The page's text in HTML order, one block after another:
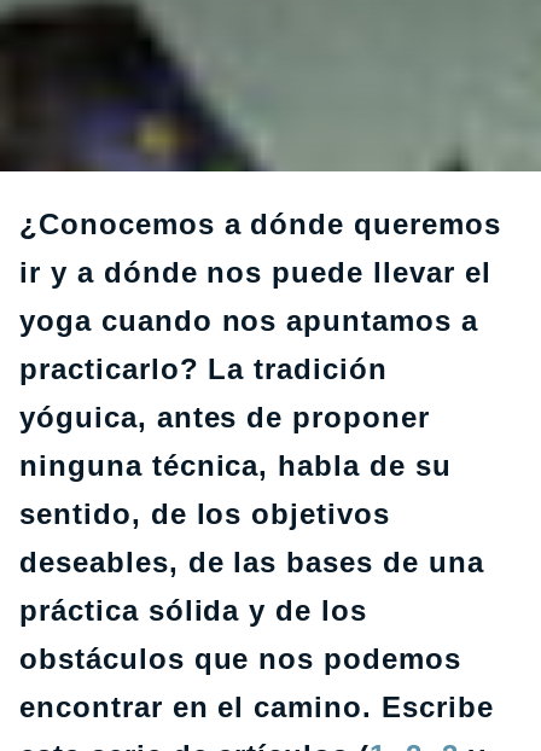
¿Conocemos a dónde queremos
ir y a dónde nos puede llevar el
yoga cuando nos apuntamos a
practicarlo? La tradición
yóguica, antes de proponer
ninguna técnica, habla de su
sentido, de los objetivos
deseables, de las bases de una
práctica sólida y de los
obstáculos que nos podemos
encontrar en el camino. Escribe